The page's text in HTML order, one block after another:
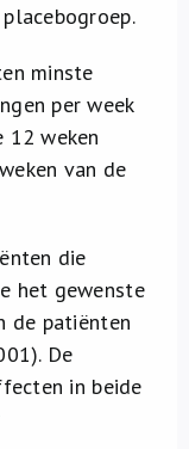
minste
per week
12 weken
van de
die
het gewenste
de patiënten
De
in beide